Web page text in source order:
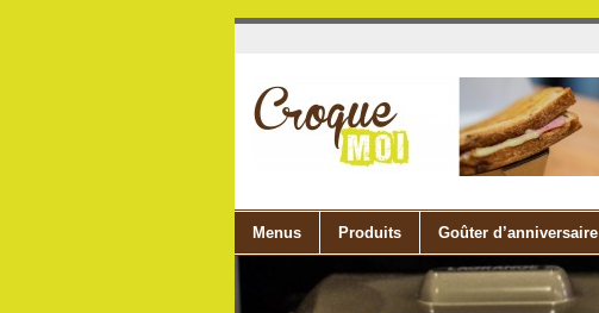
Menus Produits Goûter d’anniversaire